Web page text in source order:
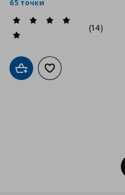
65 точки
(14)
Добави в кошницата
Добави към